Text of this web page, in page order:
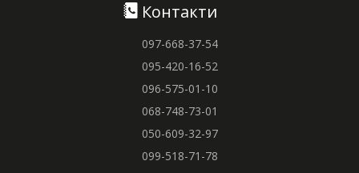
Контакти
097-668-37-54
095-420-16-52
096-575-01-10
068-748-73-01
050-609-32-97
099-518-71-78